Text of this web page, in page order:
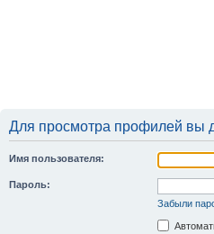
Для просмотра профилей вы
Имя пользователя:
Пароль:
Забыли